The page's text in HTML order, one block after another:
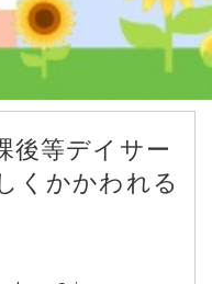
後等デイサー
くかかわれる